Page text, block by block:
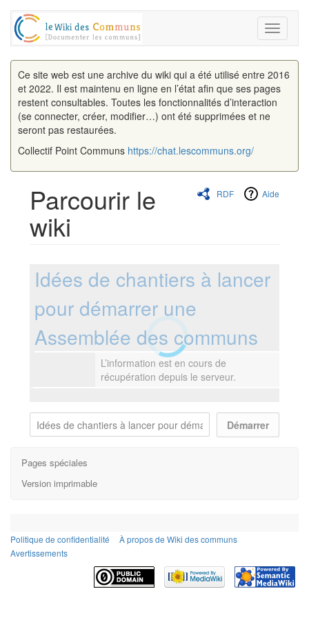
Toggle
Ce site web est une archive du wiki qui a été utilisé entre 2016
et 2022. Il est maintenu en ligne en l’état afin que ses pages
restent consultables. Toutes les fonctionnalités d’interaction
(se connecter, créer, modifier…) ont été supprimées et ne
seront pas restaurées.
Collectif Point Communs https://chat.lescommuns.org/
RDF Aide
Parcourir le
wiki
Idées de chantiers à lancer
pour démarrer une
Assemblée des communs
L’information est en cours de
récupération depuis le serveur.
Pages spéciales
Version imprimable
Politique de confidentialité
À propos de Wiki des communs
Avertissements